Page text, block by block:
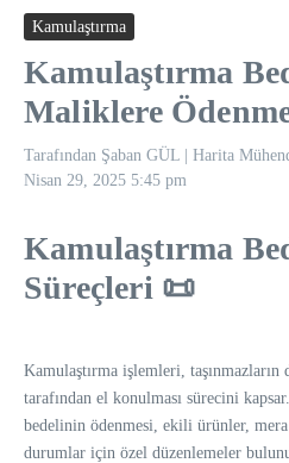
Kamulaştırma
Kamulaştırma
Maliklere
Tarafından Şaban GÜL | Harita
Nisan 29, 2025 5:45 pm
Kamulaştırma
Süreçleri 📜
Kamulaştırma işlemleri,
tarafından el konulması sürecini
bedelinin ödenmesi, ekili ürünler,
durumlar için özel düzenlemeler